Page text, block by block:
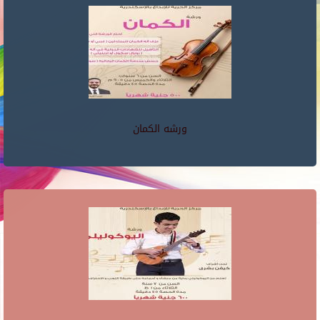
ورشه الكمان